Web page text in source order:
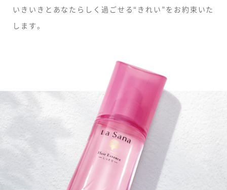
いきいきとあなたらしく過ごせる“きれい”をお約束いた
します。